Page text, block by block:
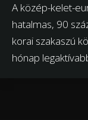
A közép-kelet-
hatalmas, 90
korai szakaszú
hónap